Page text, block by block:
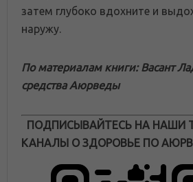
затем глубоко вдохните и
наружу.
По материалам книги: Васант
средства Аюрведы
ПОДПИСЫВАЙТЕСЬ НА НАШИ
КАНАЛЫ О ЗДОРОВЬЕ ПО